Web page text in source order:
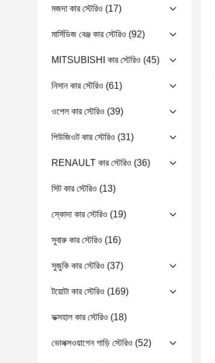
মজদা কার স্টেরিও (17)
মার্সিডিজ বেঞ্জ কার স্টেরিও (92)
MITSUBISHI কার স্টেরিও (45)
নিসান কার স্টেরিও (61)
ওপেল কার স্টেরিও (39)
পিউজিওট কার স্টেরিও (31)
RENAULT কার স্টেরিও (36)
সিট কার স্টেরিও (13)
স্কোদা কার স্টেরিও (19)
সুবারু কার স্টেরিও (16)
সুজুকি কার স্টেরিও (37)
টয়োটা কার স্টেরিও (169)
ভক্সহাল কার স্টেরিও (18)
ভোলক্সওয়াগেন গাড়ি স্টেরিও (52)